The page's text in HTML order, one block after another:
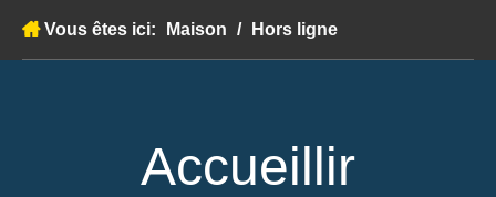
Vous êtes ici: Maison / Hors ligne
Accueillir